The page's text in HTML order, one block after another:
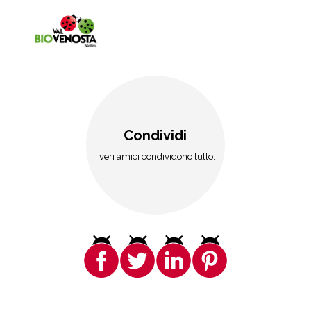
Condividi
I veri amici condividono tutto.